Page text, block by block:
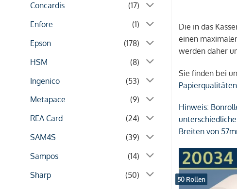
Concardis
(17)
Enfore
(1)
Epson
(178)
HSM
(8)
Ingenico
(53)
Metapace
(9)
REA Card
(24)
SAM4S
(39)
Sampos
(14)
Sharp
(50)
Die in das
einen
werden daher
Sie finden bei
Papierqualitäten
Hinweis:
Breiten von
50 Rollen